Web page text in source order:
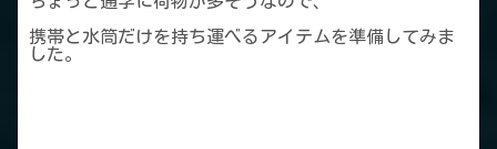
携帯と水筒だけを持ち運べるアイテムを準備してみま
した。